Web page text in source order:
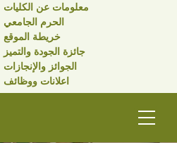
معلومات عن الكليات
الحرم الجامعي
خريطة الموقع
جائزة الجودة والتميز
الجوائز والإنجازات
اعلانات ووظائف